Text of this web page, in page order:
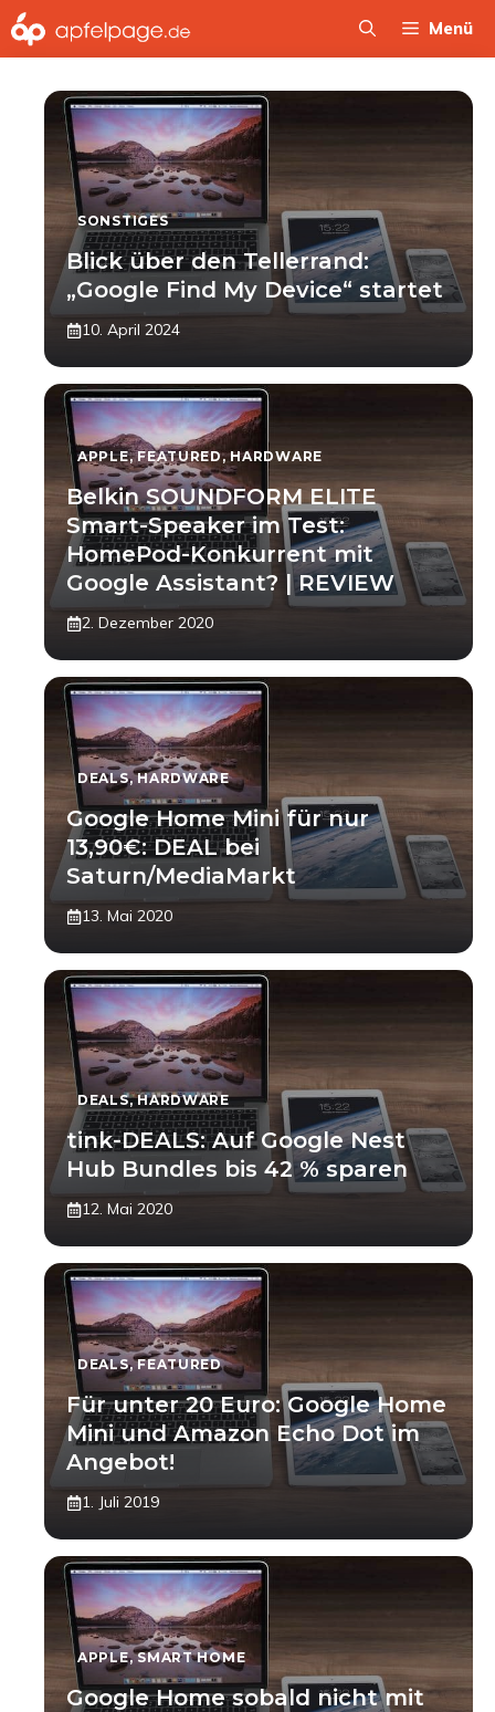
Zum
Inhalt
Menü
SONSTIGES
Blick über den Tellerrand:
„Google Find My Device“ startet
10. April 2024
APPLE,FEATURED,HARDWARE
Belkin SOUNDFORM ELITE
Smart-Speaker im Test:
HomePod-Konkurrent mit
Google Assistant? | REVIEW
2. Dezember 2020
DEALS,HARDWARE
Google Home Mini für nur
13,90€: DEAL bei
Saturn/MediaMarkt
13. Mai 2020
DEALS,HARDWARE
tink-DEALS: Auf Google Nest
Hub Bundles bis 42 % sparen
12. Mai 2020
DEALS,FEATURED
Für unter 20 Euro: Google Home
Mini und Amazon Echo Dot im
Angebot!
1. Juli 2019
APPLE,SMART HOME
Google Home sobald nicht mit